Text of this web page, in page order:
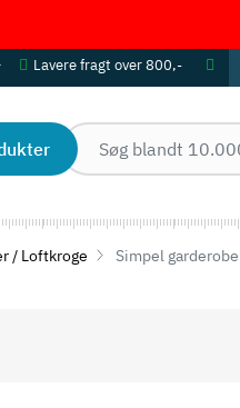
Lavere fragt over 800,-
/ Loftkroge Simpel